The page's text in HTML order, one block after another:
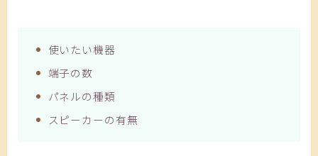
使いたい機器
端子の数
パネルの種類
スピーカーの有無